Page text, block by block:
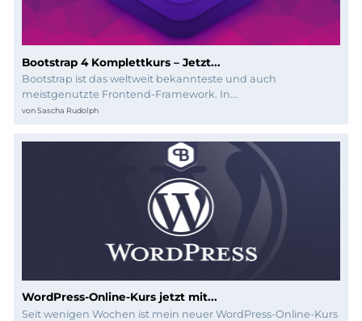
Bootstrap 4 Komplettkurs – Jetzt...
Bootstrap ist das weltweit bekannteste und auch
meistgenutzte Frontend-Framework. In...
vonSascha Rudolph
WordPress-Online-Kurs jetzt mit...
Seit wenigen Wochen ist mein neuer WordPress-Online-Kurs